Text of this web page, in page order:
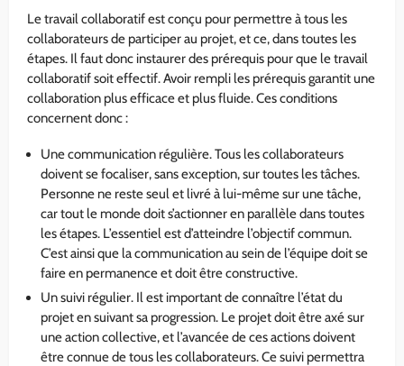
Le travail collaboratif est conçu pour permettre à tous les
collaborateurs de participer au projet, et ce, dans toutes les
étapes. Il faut donc instaurer des prérequis pour que le travail
collaboratif soit effectif. Avoir rempli les prérequis garantit une
collaboration plus efficace et plus fluide. Ces conditions
concernent donc :
Une communication régulière. Tous les collaborateurs
doivent se focaliser, sans exception, sur toutes les tâches.
Personne ne reste seul et livré à lui-même sur une tâche,
car tout le monde doit s’actionner en parallèle dans toutes
les étapes. L’essentiel est d’atteindre l’objectif commun.
C’est ainsi que la communication au sein de l’équipe doit se
faire en permanence et doit être constructive.
Un suivi régulier. Il est important de connaître l’état du
projet en suivant sa progression. Le projet doit être axé sur
une action collective, et l’avancée de ces actions doivent
être connue de tous les collaborateurs. Ce suivi permettra